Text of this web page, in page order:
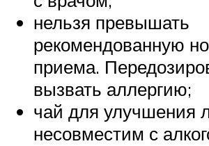
нельзя превышать
рекомендованную
приема.
вызвать аллергию;
чай для улучшения
несовместим с